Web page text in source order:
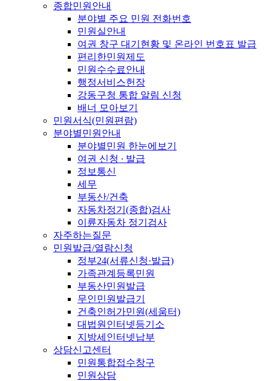
종합민원안내
분야별 주요 민원 전화번호
민원실안내
여권 창구 대기현황 및 온라인 번호표 발급
편리한민원제도
민원수수료안내
행정서비스헌장
강동구청 통합 알림 신청
배너 모아보기
민원서식(민원편람)
분야별민원안내
분야별민원 한눈에보기
여권 신청 ∙ 발급
정보통신
세무
부동산/건축
자동차정기(종합)검사
이륜자동차 정기검사
자주하는질문
민원발급/열람신청
정부24(서류신청·발급)
가족관계등록민원
부동산민원발급
무인민원발급기
건축인허가민원(세움터)
대법원인터넷등기소
지방세인터넷납부
상담신고센터
민원통합접수창구
민원상담